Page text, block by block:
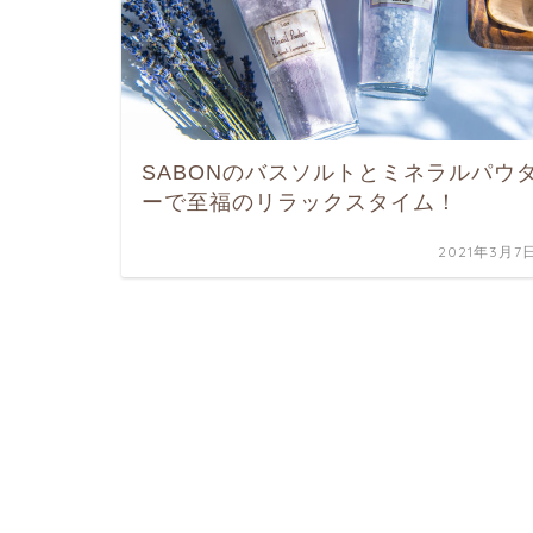
SABONのバスソルトとミネラルパウ
ーで至福のリラックスタイム！
2021年3月7